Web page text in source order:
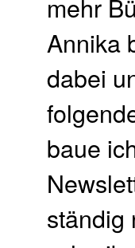
Annika
dabei
baue
ständig